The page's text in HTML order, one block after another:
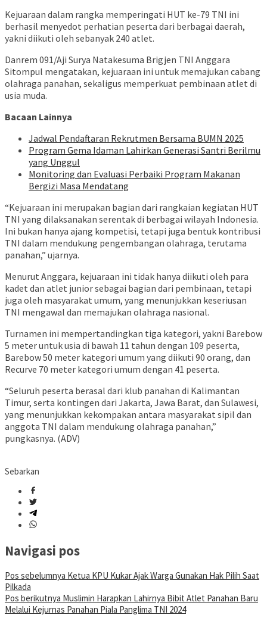
Kejuaraan dalam rangka memperingati HUT ke-79 TNI ini
berhasil menyedot perhatian peserta dari berbagai daerah,
yakni diikuti oleh sebanyak 240 atlet.
Danrem 091/Aji Surya Natakesuma Brigjen TNI Anggara
Sitompul mengatakan, kejuaraan ini untuk memajukan cabang
olahraga panahan, sekaligus memperkuat pembinaan atlet di
usia muda.
Bacaan Lainnya
Jadwal Pendaftaran Rekrutmen Bersama BUMN 2025
Program Gema Idaman Lahirkan Generasi Santri Berilmu
yang Unggul
Monitoring dan Evaluasi Perbaiki Program Makanan
Bergizi Masa Mendatang
“Kejuaraan ini merupakan bagian dari rangkaian kegiatan HUT
TNI yang dilaksanakan serentak di berbagai wilayah Indonesia.
Ini bukan hanya ajang kompetisi, tetapi juga bentuk kontribusi
TNI dalam mendukung pengembangan olahraga, terutama
panahan,” ujarnya.
Menurut Anggara, kejuaraan ini tidak hanya diikuti oleh para
kadet dan atlet junior sebagai bagian dari pembinaan, tetapi
juga oleh masyarakat umum, yang menunjukkan keseriusan
TNI mengawal dan memajukan olahraga nasional.
Turnamen ini mempertandingkan tiga kategori, yakni Barebow
5 meter untuk usia di bawah 11 tahun dengan 109 peserta,
Barebow 50 meter kategori umum yang diikuti 90 orang, dan
Recurve 70 meter kategori umum dengan 41 peserta.
“Seluruh peserta berasal dari klub panahan di Kalimantan
Timur, serta kontingen dari Jakarta, Jawa Barat, dan Sulawesi,
yang menunjukkan kekompakan antara masyarakat sipil dan
anggota TNI dalam mendukung olahraga panahan,”
pungkasnya. (ADV)
Sebarkan
Navigasi pos
Pos sebelumnya Ketua KPU Kukar Ajak Warga Gunakan Hak Pilih Saat
Pilkada
Pos berikutnya Muslimin Harapkan Lahirnya Bibit Atlet Panahan Baru
Melalui Kejurnas Panahan Piala Panglima TNI 2024